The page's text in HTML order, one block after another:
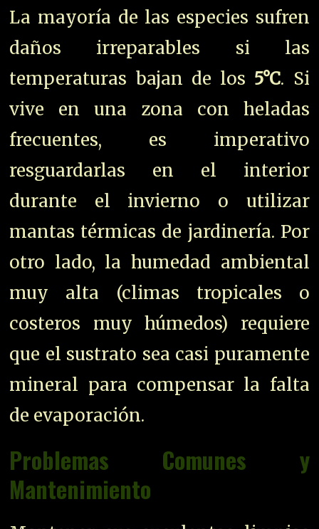
La mayoría de las especies sufren
daños irreparables si las
temperaturas bajan de los 5°C. Si
vive en una zona con heladas
frecuentes, es imperativo
resguardarlas en el interior
durante el invierno o utilizar
mantas térmicas de jardinería. Por
otro lado, la humedad ambiental
muy alta (climas tropicales o
costeros muy húmedos) requiere
que el sustrato sea casi puramente
mineral para compensar la falta
de evaporación.
Problemas Comunes y
Mantenimiento